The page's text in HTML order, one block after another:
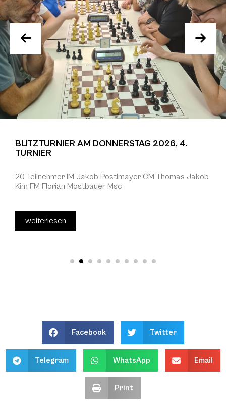
BLITZTURNIER AM DONNERSTAG 2026, 4.
TURNIER
20 Teilnehmer IM Jakob Postlmayer CM Thomas Jakob
Kim FM Florian Mostbauer Msc
weiterlesen
Facebook Twitter
Telegram WhatsApp Email
Print